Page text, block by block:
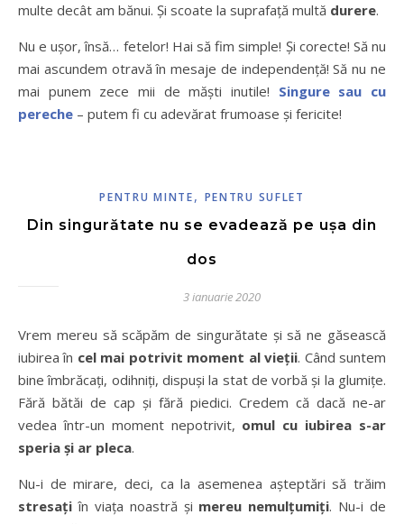
multe decât am bănui. Și scoate la suprafață multă durere.
Nu e ușor, însă… fetelor! Hai să fim simple! Și corecte! Să nu
mai ascundem otravă în mesaje de independență! Să nu ne
mai punem zece mii de măști inutile! Singure sau cu
pereche – putem fi cu adevărat frumoase și fericite!
PENTRU MINTE, PENTRU SUFLET
Din singurătate nu se evadează pe ușa din
dos
3 ianuarie 2020
Vrem mereu să scăpăm de singurătate și să ne găsească
iubirea în cel mai potrivit moment al vieții. Când suntem
bine îmbrăcați, odihniți, dispuși la stat de vorbă și la glumițe.
Fără bătăi de cap și fără piedici. Credem că dacă ne-ar
vedea într-un moment nepotrivit, omul cu iubirea s-ar
speria și ar pleca.
Nu-i de mirare, deci, ca la asemenea așteptări să trăim
stresațiîn viața noastră și mereu nemulțumiți. Nu-i de